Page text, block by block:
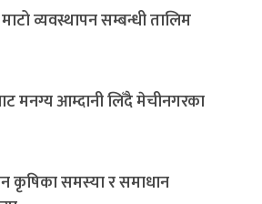
व्यवस्थापन सम्बन्धी तालिम
मनग्य आम्दानी लिँदै मेचीनगरका